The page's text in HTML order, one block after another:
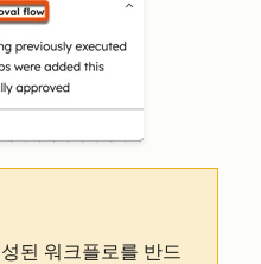
된 워크플로를 반드